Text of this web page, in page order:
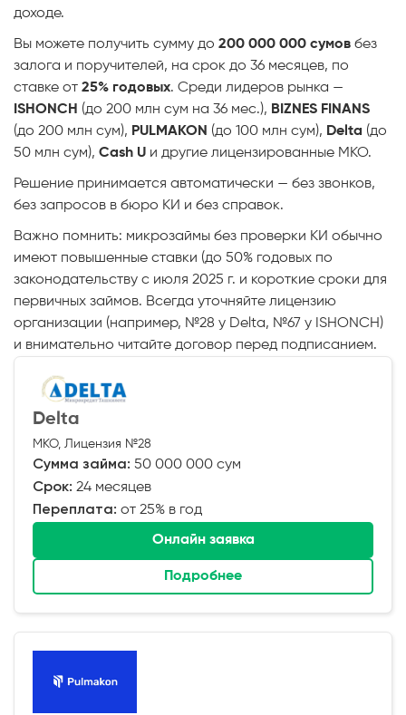
Кредит для самозанятых
доходе.
Вы можете получить сумму до 200 000 000 сумов без
залога и поручителей, на срок до 36 месяцев, по
ставке от 25% годовых. Среди лидеров рынка —
ISHONCH (до 200 млн сум на 36 мес.), BIZNES FINANS
(до 200 млн сум), PULMAKON (до 100 млн сум), Delta (до
50 млн сум), Cash U и другие лицензированные МКО.
Решение принимается автоматически — без звонков,
без запросов в бюро КИ и без справок.
Важно помнить: микрозаймы без проверки КИ обычно
имеют повышенные ставки (до 50% годовых по
законодательству с июля 2025 г. и короткие сроки для
первичных займов. Всегда уточняйте лицензию
организации (например, №28 у Delta, №67 у ISHONCH)
и внимательно читайте договор перед подписанием.
Delta
МКО, Лицензия №28
Сумма займа: 50 000 000 сум
Срок: 24 месяцев
Переплата: от 25% в год
Онлайн заявка
Подробнее